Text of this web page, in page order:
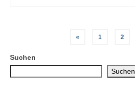
der
Beiträge
« 1 2
Suchen
Suchen